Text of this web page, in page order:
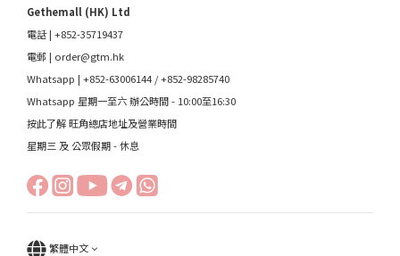
Gethemall (HK) Ltd
電話 | +852-35719437
電郵 | order@gtm.hk
Whatsapp | +852-63006144 /+852-98285740
Whatsapp 星期一至六 辦公時間 - 10:00至16:30
按此了解 旺角總店地址及營業時間
星期三 及 公眾假期 - 休息
繁體中文